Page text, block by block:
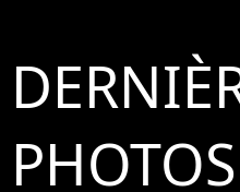
PHOTOS